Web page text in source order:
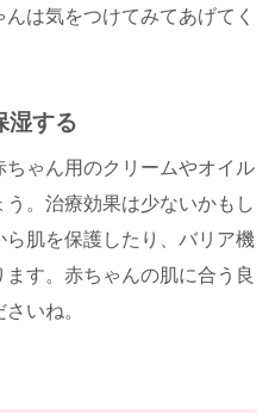
は気をつけてみてあげてく
湿する
ゃん用のクリームやオイル
。治療効果は少ないかもし
肌を保護したり、バリア機
す。赤ちゃんの肌に合う良
いね。